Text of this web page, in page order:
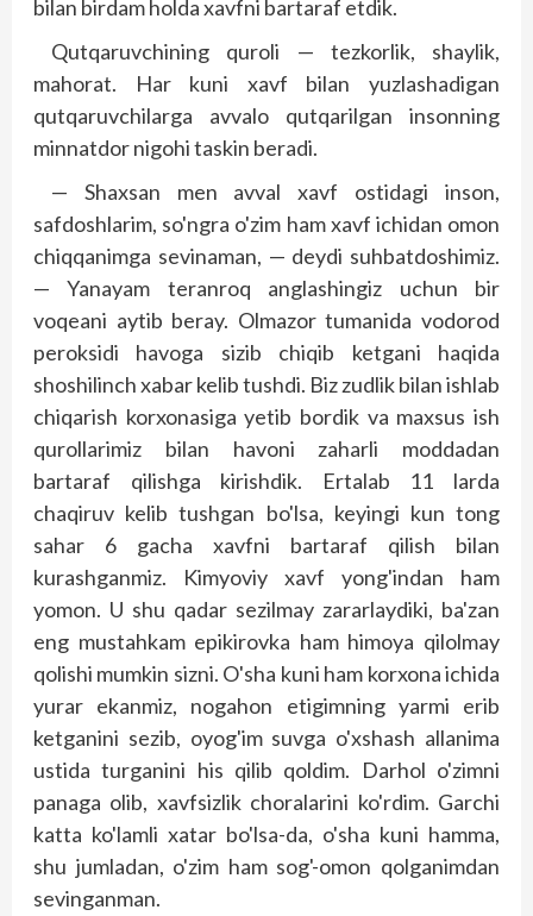
bilan birdam holda xavfni bartaraf etdik.
Qutqaruvchining quroli — tezkorlik, shaylik,
mahorat. Har kuni xavf bilan yuzlashadigan
qutqaruvchilarga avvalo qutqarilgan insonning
minnatdor nigohi taskin beradi.
— Shaxsan men avval xavf ostidagi inson,
safdoshlarim, so'ngra o'zim ham xavf ichidan omon
chiqqanimga sevinaman, — deydi suhbatdoshimiz.
— Yanayam teranroq anglashingiz uchun bir
voqeani aytib beray. Olmazor tumanida vodorod
peroksidi havoga sizib chiqib ketgani haqida
shoshilinch xabar kelib tushdi. Biz zudlik bilan ishlab
chiqarish korxonasiga yetib bordik va maxsus ish
qurollarimiz bilan havoni zaharli moddadan
bartaraf qilishga kirishdik. Ertalab 11 larda
chaqiruv kelib tushgan bo'lsa, keyingi kun tong
sahar 6 gacha xavfni bartaraf qilish bilan
kurashganmiz. Kimyoviy xavf yong'indan ham
yomon. U shu qadar sezilmay zararlaydiki, ba'zan
eng mustahkam epikirovka ham himoya qilolmay
qolishi mumkin sizni. O'sha kuni ham korxona ichida
yurar ekanmiz, nogahon etigimning yarmi erib
ketganini sezib, oyog'im suvga o'xshash allanima
ustida turganini his qilib qoldim. Darhol o'zimni
panaga olib, xavfsizlik choralarini ko'rdim. Garchi
katta ko'lamli xatar bo'lsa-da, o'sha kuni hamma,
shu jumladan, o'zim ham sog'-omon qolganimdan
sevinganman.